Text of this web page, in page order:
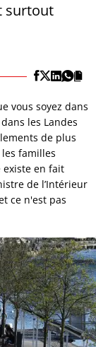
surtout
vous soyez dans
les Landes
de plus
familles
existe en fait
de l’Intérieur
ce n'est pas